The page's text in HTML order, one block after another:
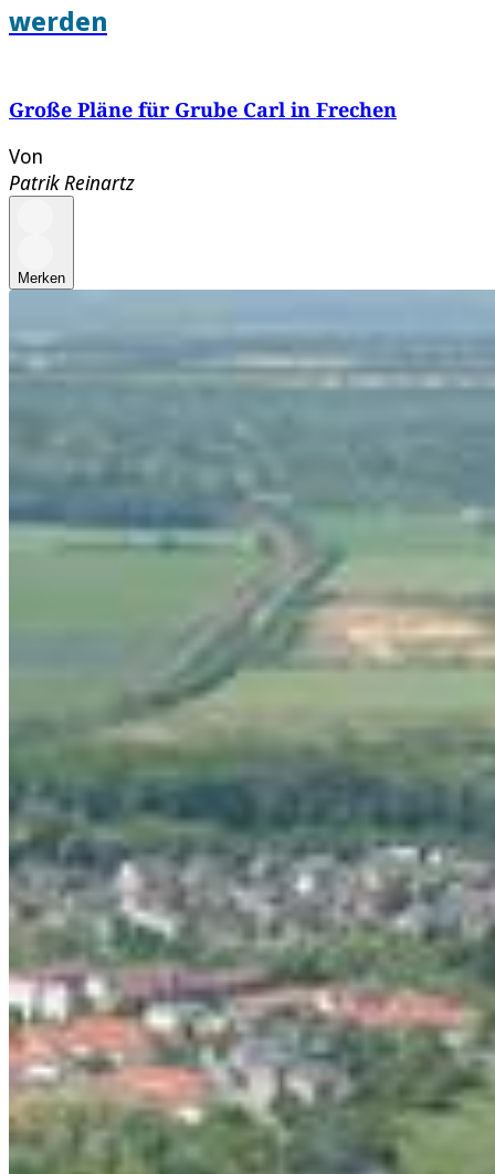
werden
Große Pläne für Grube Carl in Frechen
Von
Patrik Reinartz
Merken